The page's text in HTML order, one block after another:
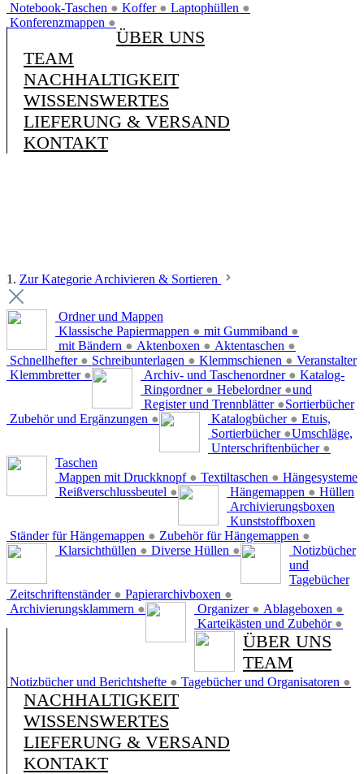
Notebook-Taschen ● Koffer ● Laptophüllen ●
Konferenzmappen ●
ÜBER UNS
TEAM
NACHHALTIGKEIT
WISSENSWERTES
LIEFERUNG & VERSAND
KONTAKT
1. Zur Kategorie Archivieren & Sortieren
Ordner und Mappen
Klassische Papiermappen ● mit Gummiband ●
mit Bändern ● Aktenboxen ● Aktentaschen ●
Schnellhefter ● Schreibunterlagen ● Klemmschienen ●
Klemmbretter ●
Veranstalter
Archiv- und Taschenordner ●
Ringordner ● Hebelordner ●
Register und Trennblätter ●
Zubehör und Ergänzungen ●
Katalog-
und
Sortierbücher
Katalogbücher ●
Sortierbücher ●
Unterschriftenbücher ●
Etuis,
Umschläge,
Taschen
Mappen mit Druckknopf ● Textiltaschen ●
Reißverschlussbeutel ●
Hängesysteme
Hängemappen ●
Ständer für Hängemappen ● Zubehör für Hängemappen ●
Hüllen
Klarsichthüllen ● Diverse Hüllen ●
Archivierungsboxen
Zeitschriftenständer ● Papierarchivboxen ●
Archivierungsklammern ●
Kunststoffboxen
Organizer ● Ablageboxen ●
Karteikästen und Zubehör ●
Notizbücher
und
Tagebücher
Notizbücher und Berichtshefte ● Tagebücher und Organisatoren ●
ÜBER UNS
TEAM
NACHHALTIGKEIT
WISSENSWERTES
LIEFERUNG & VERSAND
KONTAKT